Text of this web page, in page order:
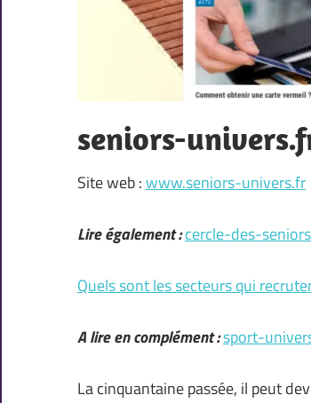
seniors-
Site web :www.seniors-univers.fr
Lire également :cercle-des-
Quels sont les secteurs qui
A lire en complément :sport-
La cinquantaine passée, il peut